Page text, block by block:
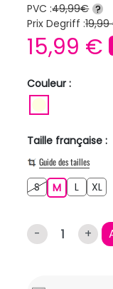
PVC :49,99€ ?
Prix Degriff :
15,99 €
Couleur :
Taille française :
Guide des tailles
SS MM LL XLXL
- +